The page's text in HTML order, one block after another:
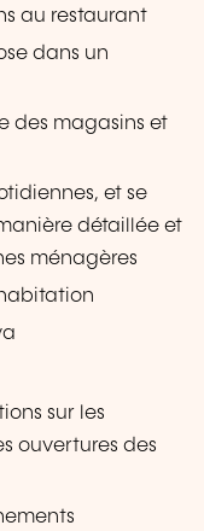
au restaurant
dans un
des magasins et
et se
détaillée et
ménagères
sur les
ouvertures des